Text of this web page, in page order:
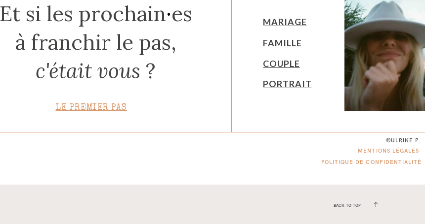
Et si les prochain·es
à franchir le pas,
c'était vous ?
MARIAGE
FAMILLE
COUPLE
PORTRAIT
LE PREMIER PAS
©ULRIKE P.
MENTIONS LÉGALES
POLITIQUE DE CONFIDENTIALITÉ
BACK TO TOP